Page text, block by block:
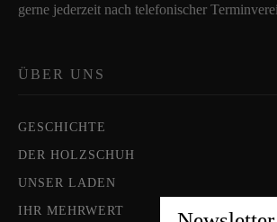
gerne jederzeit nach telefonischer
ÜBER UNS
GESCHICHTE
DER HOLZSCHUH
UNSER LADEN
IHR MEHRWERT